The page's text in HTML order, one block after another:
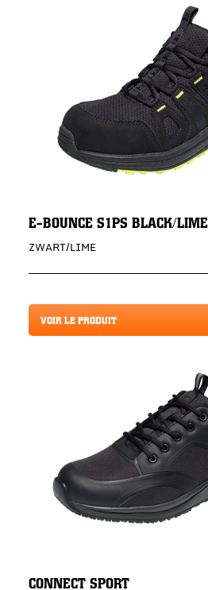
E-BOUNCE S1PS BLACK/LIME
ZWART/LIME
VOIR LE PRODUIT
CONNECT SPORT